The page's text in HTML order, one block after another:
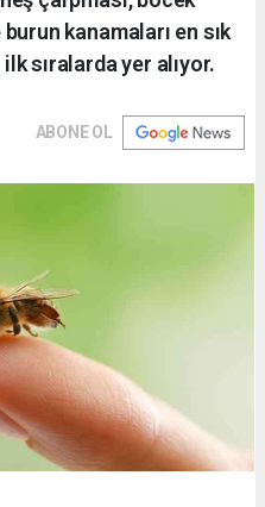
burun kanamaları en sık
sıralarda yer alıyor.
ABONE OL